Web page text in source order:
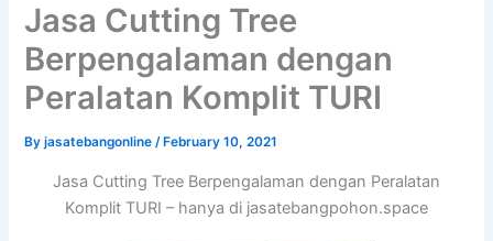
Jasa Cutting Tree
Berpengalaman dengan
Peralatan Komplit TURI
Byjasatebangonline/ February 10, 2021
Jasa Cutting Tree Berpengalaman dengan Peralatan
Komplit TURI – hanya di jasatebangpohon.space